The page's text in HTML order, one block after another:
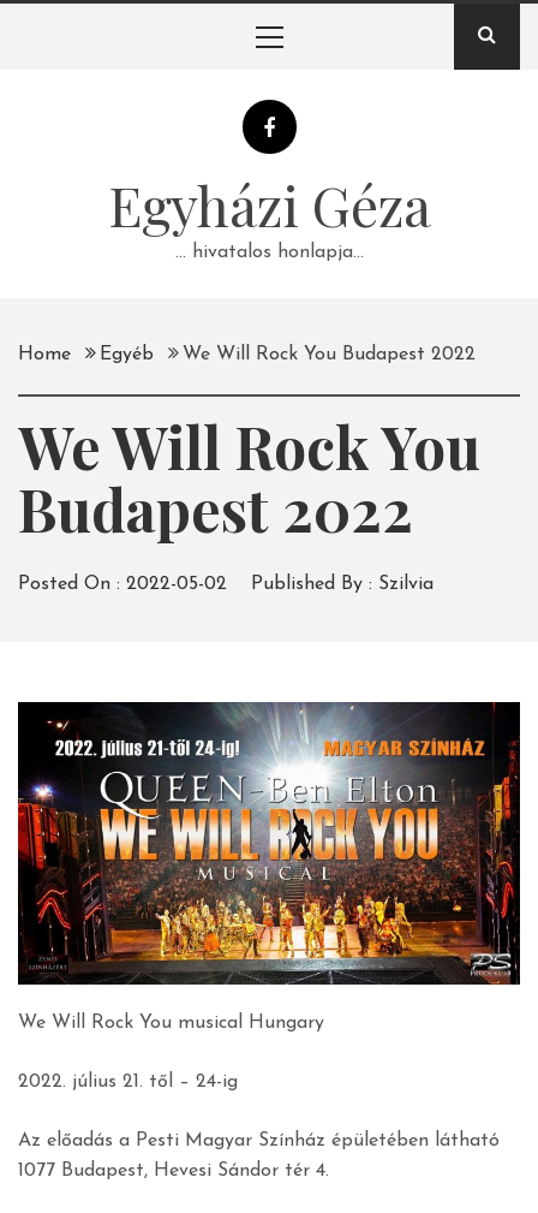
Egyházi Géza
… hivatalos honlapja…
Home Egyéb We Will Rock You Budapest 2022
We Will Rock You
Budapest 2022
Posted On : 2022-05-02 Published By : Szilvia
We Will Rock You musical Hungary
2022. július 21. től – 24-ig
Az előadás a Pesti Magyar Színház épületében látható
1077 Budapest, Hevesi Sándor tér 4.